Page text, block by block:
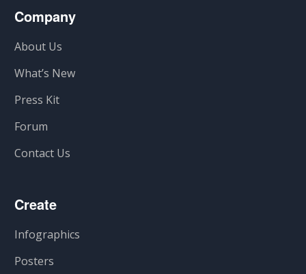
Company
About Us
What’s New
Press Kit
Forum
Contact Us
Create
Infographics
Posters